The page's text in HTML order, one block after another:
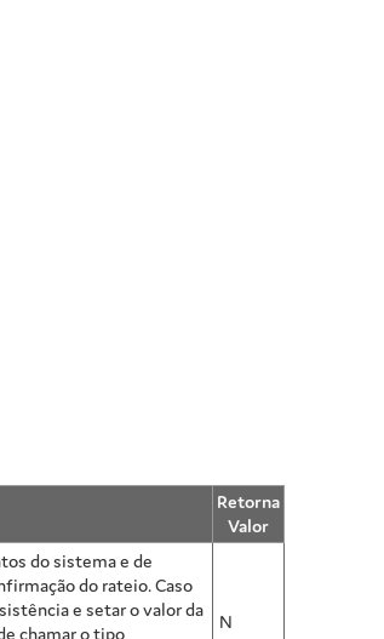
Retorna
Valor
do sistema e de
do rateio. Caso
e setar o valor da
chamar o tipo
N